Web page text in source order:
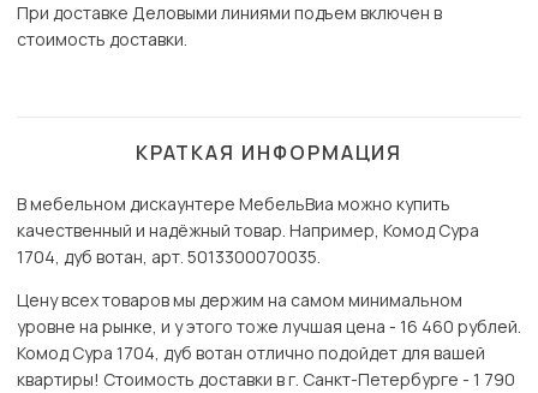
При доставке Деловыми линиями подъем включен в
стоимость доставки.
КРАТКАЯ ИНФОРМАЦИЯ
В мебельном дискаунтере МебельВиа можно купить
качественный и надёжный товар. Например, Комод Сура
1704, дуб вотан, арт. 5013300070035.
Цену всех товаров мы держим на самом минимальном
уровне на рынке, и у этого тоже лучшая цена - 16 460 рублей.
Комод Сура 1704, дуб вотан отлично подойдет для вашей
квартиры! Стоимость доставки в г. Санкт-Петербурге - 1 790